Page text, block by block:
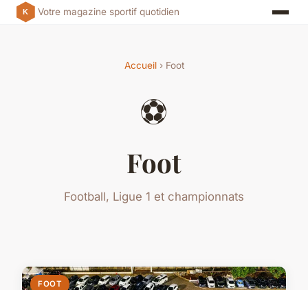
Votre magazine sportif quotidien
Accueil› Foot
⚽
Foot
Football, Ligue 1 et championnats
FOOT